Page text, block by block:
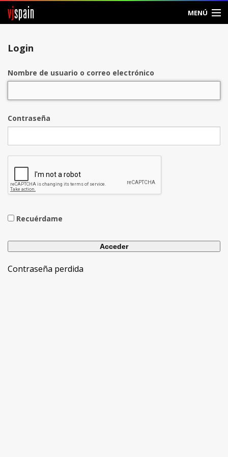
vjspain MENÚ
Login
Nombre de usuario o correo electrónico
Contraseña
Recuérdame
Contraseña perdida